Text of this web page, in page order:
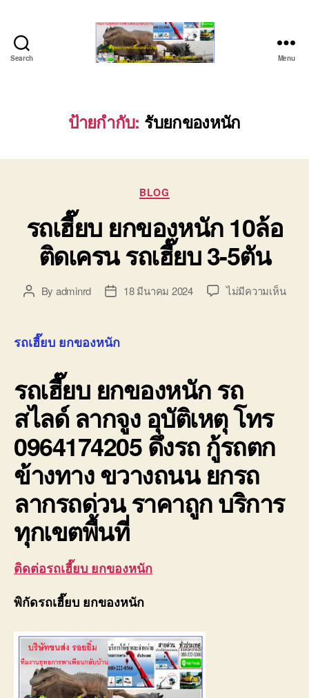
Search
ยก
ของ
ติดต่อ
0640711613,
Menu
ป้ายกำกับ: รับยกของหนัก
Categories
BLOG
รถเฮี๊ยบ ยกของหนัก 10ล้อ
ติดเครน รถเฮี๊ยบ 3-5ตัน
PostBy adminrd
Post18 มีนาคม 2024 ไม่มีความเห็นบน
รถเฮี๊ยบ ยกของหนัก
รถเฮี๊ยบ ยกของหนักรถ
สไลด์ ลากจูง อุบัติเหตุ โทร
0964174205 ดึงรถ กู้รถตก
ข้างทาง ขวางถนน ยกรถ
ลากรถด่วน ราคาถูก บริการ
ทุกเขตพื้นที่
ติดต่อรถเฮี๊ยบ ยกของหนัก
พิกัดรถเฮี๊ยบ ยกของหนัก